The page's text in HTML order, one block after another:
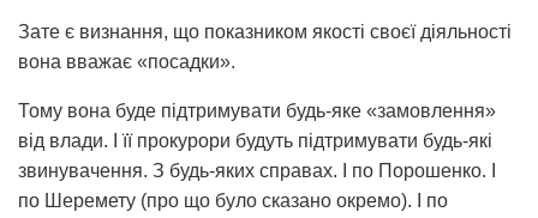
Зате є визнання, що показником якості своєї діяльності
вона вважає «посадки».
Тому вона буде підтримувати будь-яке «замовлення»
від влади. І її прокурори будуть підтримувати будь-які
звинувачення. З будь-яких справах. І по Порошенко. І
по Шеремету (про що було сказано окремо). І по